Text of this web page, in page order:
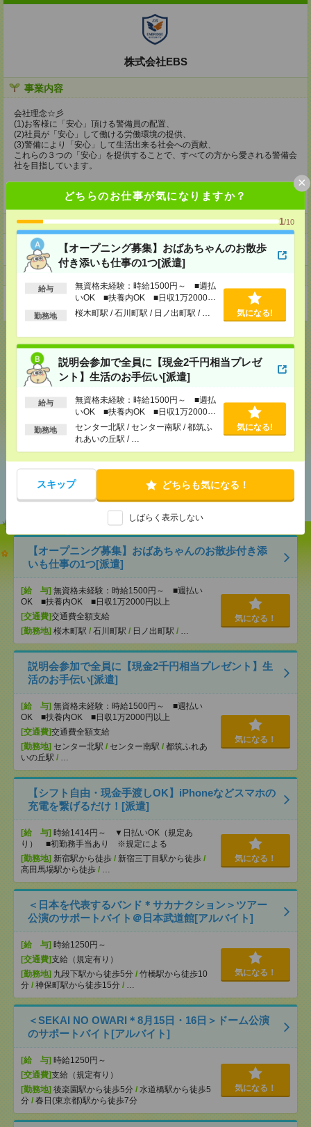
どちらのお仕事が気になりますか？
1/10
【オープニング募集】おばあちゃんのお散歩
付き添いも仕事の1つ[派遣]
給与
無資格未経験：時給1500円～ ■週払
いOK ■扶養内OK ■日収1万2000円
以上
勤務地 桜木町駅 / 石川町駅 / 日ノ出町駅 / … 気になる!
説明会参加で全員に【現金2千円相当プレゼ
ント】生活のお手伝い[派遣]
給与
無資格未経験：時給1500円～ ■週払
いOK ■扶養内OK ■日収1万2000円
以上
勤務地
センター北駅 / センター南駅 / 都筑ふ
れあいの丘駅 / …
気になる!
スキップ どちらも気になる！
しばらく表示しない
×
株式会社EBS
事業内容
会社理念☆彡
(1)お客様に「安心」頂ける警備員の配置、
(2)社員が「安心」して働ける労働環境の提供、
(3)警備により「安心」して生活出来る社会への貢献、
これらの３つの「安心」を提供することで、すべての方から愛される警備会
社を目指しています。
共に会社を創り上げていくメンバーを募集いたします☆彡
ホームページ
https://en-gage.net/eb-s_saiyo/
事業所
神奈川県川崎市川崎区小川町14-19浜屋八秀ビル702
応募ページへ
気になる！
あなたの閲覧履歴からの
【オープニング募集】おばあちゃんのお散歩付き添
いも仕事の1つ[派遣]
[給 与] 無資格未経験：時給1500円～ ■週払い
OK ■扶養内OK ■日収1万2000円以上
[交通費]交通費全額支給
[勤務地] 桜木町駅 / 石川町駅 / 日ノ出町駅 / …
気になる！
説明会参加で全員に【現金2千円相当プレゼント】生
活のお手伝い[派遣]
[給 与] 無資格未経験：時給1500円～ ■週払い
OK ■扶養内OK ■日収1万2000円以上
[交通費]交通費全額支給
[勤務地] センター北駅 / センター南駅 / 都筑ふれあ
いの丘駅 / …
気になる！
【シフト自由・現金手渡しOK】iPhoneなどスマホの
充電を繋げるだけ！[派遣]
[給 与] 時給1414円～ ▼日払いOK（規定あ
り） ■初勤務手当あり ※規定による
[勤務地] 新宿駅から徒歩 / 新宿三丁目駅から徒歩 /
高田馬場駅から徒歩 / …
気になる！
＜日本を代表するバンド＊サカナクション＞ツアー
公演のサポートバイト＠日本武道館[アルバイト]
[給 与] 時給1250円～
[交通費]支給（規定有り）
[勤務地] 九段下駅から徒歩5分 / 竹橋駅から徒歩10
分 / 神保町駅から徒歩15分 / …
気になる！
＜SEKAI NO OWARI＊8月15日・16日＞ドーム公演
のサポートバイト[アルバイト]
[給 与] 時給1250円～
[交通費]支給（規定有り）
[勤務地] 後楽園駅から徒歩5分 / 水道橋駅から徒歩5
分 / 春日(東京都)駅から徒歩7分
気になる！